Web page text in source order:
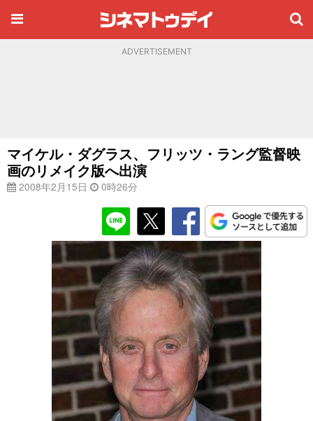
ADVERTISEMENT
マイケル・ダグラス、フリッツ・ラング監督映
画のリメイク版へ出演
2008年2月15日 0時26分